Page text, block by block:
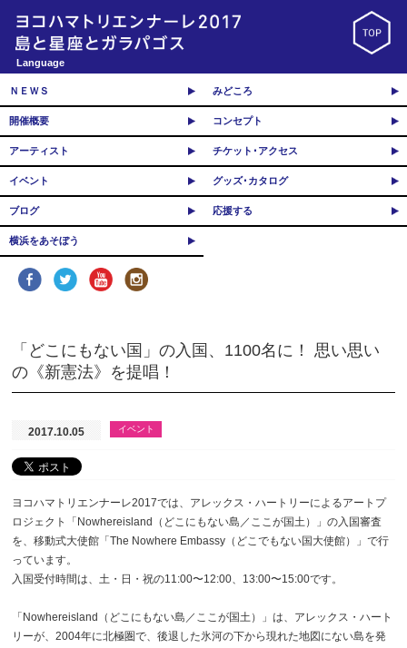
Language
ＮＥＷＳ みどころ
開催概要 コンセプト
アーティスト チケット･アクセス
イベント グッズ･カタログ
ブログ 応援する
横浜をあそぼう
「どこにもない国」の入国、1100名に！ 思い思い
の《新憲法》を提唱！
2017.10.05 イベント
ヨコハマトリエンナーレ2017では、アレックス・ハートリーによるアートプ
ロジェクト「Nowhereisland（どこにもない島／ここが国土）」の入国審査
を、移動式大使館「The Nowhere Embassy（どこでもない国大使館）」で行
っています。
入国受付時間は、土・日・祝の11:00〜12:00、13:00〜15:00です。
「Nowhereisland（どこにもない島／ここが国土）」は、アレックス・ハート
リーが、2004年に北極圏で、後退した氷河の下から現れた地図にない島を発